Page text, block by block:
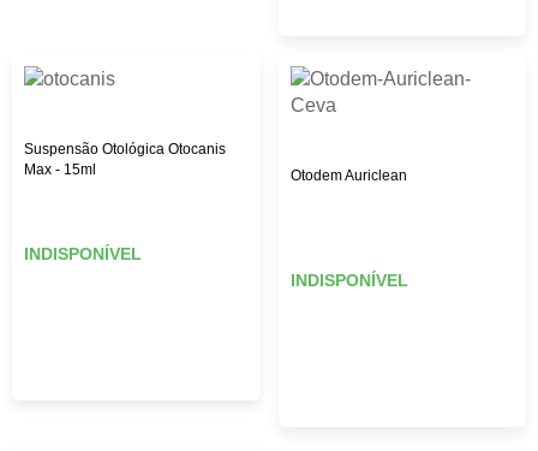
Suspensão Otológica Otocanis
Max - 15ml
INDISPONÍVEL
Otodem Auriclean
INDISPONÍVEL